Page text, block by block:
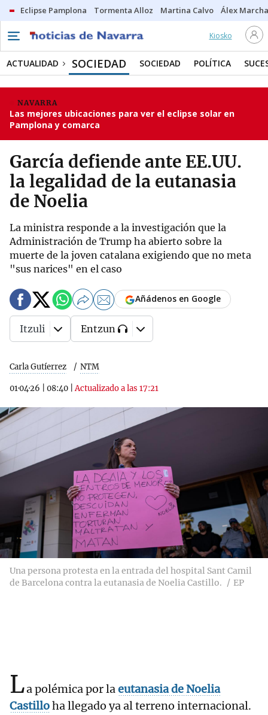
Eclipse Pamplona Tormenta Alloz Martina Calvo Álex
Kiosko
ACTUALIDAD SOCIEDAD SOCIEDAD POLÍTICA
NAVARRA
Las mejores ubicaciones para ver el eclipse solar en
Pamplona y comarca
García defiende ante EE.UU.
la legalidad de la eutanasia
de Noelia
La ministra responde a la investigación que la
Administración de Trump ha abierto sobre la
muerte de la joven catalana exigiendo que no meta
"sus narices" en el caso
Carla Gutíerrez NTM
01·04·26 08:40 |Actualizado a las 17:21
Añádenos en Google
Itzuli Entzun
Una persona protesta en la entrada del hospital Sant Camil
de Barcelona contra la eutanasia de Noelia Castillo.
EP
La polémica por laeutanasia de Noelia
Castilloha llegado ya al terreno internacional.